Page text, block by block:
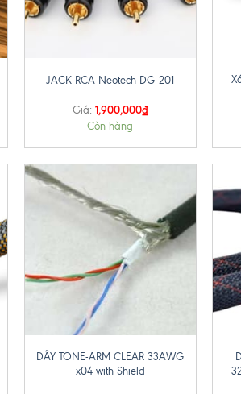
JACK RCA Neotech DG-201
Giá: 1,900,000₫
Còn hàng
DÂY TONE-ARM CLEAR 33AWG
x04 with Shield